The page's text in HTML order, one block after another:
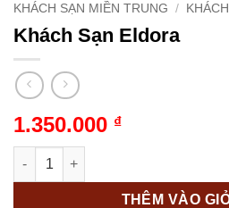
KHÁCH SẠN MIỀN TRUNG
/
Khách Sạn Eldora
1.350.000 ₫
Khách Sạn Eldora số lượng
THÊM VÀO